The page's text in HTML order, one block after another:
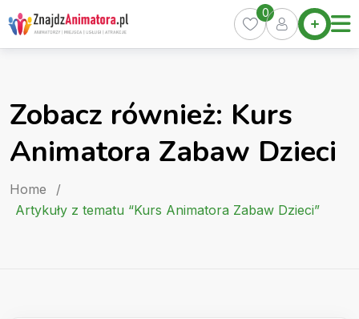
Skip
to
content
Home
Oferty
Pakiety
Kurs
Artykuły
0
Zobacz również: Kurs
Animatora Zabaw Dzieci
Home
/
Artykuły z tematu “Kurs Animatora Zabaw Dzieci”